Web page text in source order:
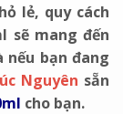
lẻ, quy cách
sẽ mang đến
nếu bạn đang
Nguyên sẵn
cho bạn.